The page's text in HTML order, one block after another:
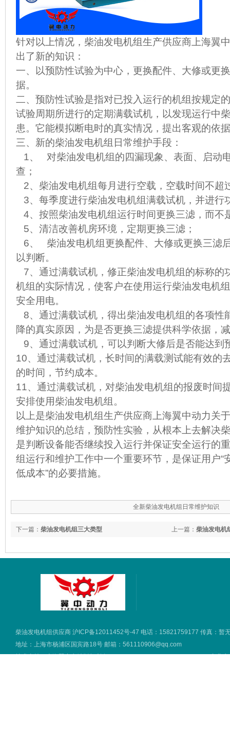
针对以上情况，柴油发电机组生产供应商上海翼
出了新的知识：
一、以预防性试验为中心，更换配件、大修或更
据。
二、预防性试验是指对已投入运行的机组按规定
试验周期所进行的定期满载试机，以发现运行中
患。它能模拟断电时的真实情况，提出客观的依
三、新的柴油发电机组日常维护手段：
1、 对柴油发电机组的四漏现象、表面、启动
查；
2、柴油发电机组每月进行空载，空载时间不超
3、每季度进行柴油发电机组满载试机，并进行
4、按照柴油发电机组运行时间更换三滤，而不
5、清洁改善机房环境，定期更换三滤；
6、 柴油发电机组更换配件、大修或更换三滤
以判断。
7、通过满载试机，修正柴油发电机组的标称的
机组的实际情况，使客户在使用运行柴油发电机
安全用电。
8、通过满载试机，得出柴油发电机组的各项性
降的真实原因，为是否更换三滤提供科学依据，
9、通过满载试机，可以判断大修后是否能达到
10、通过满载试机，长时间的满载测试能有效的
的时间，节约成本。
11、通过满载试机，对柴油发电机组的报废时间
安排使用柴油发电机组。
以上是柴油发电机组生产供应商上海翼中动力关
维护知识的总结，预防性实验，从根本上去解决
是判断设备能否继续投入运行并保证安全运行的
组运行和维护工作中一个重要环节，是保证用户“
低成本”的必要措施。
全新柴油发电机组日常维护知识
上一篇： 柴油发电机
下一篇： 柴油发电机组三大类型
柴油发电机组供应商 沪ICP备12011452号-47 电话：15821759177 传真：暂
地址：上海市杨浦区国宾路18号 邮箱：561110906@qq.com